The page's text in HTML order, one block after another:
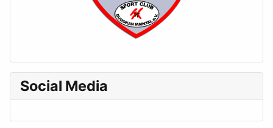
Social Media